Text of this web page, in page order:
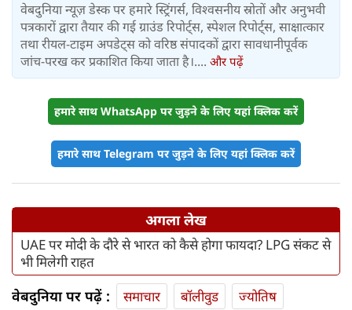
वेबदुनिया न्यूज़ डेस्क पर हमारे स्ट्रिंगर्स, विश्वसनीय स्रोतों और अनुभवी
पत्रकारों द्वारा तैयार की गई ग्राउंड रिपोर्ट्स, स्पेशल रिपोर्ट्स, साक्षात्कार
तथा रीयल-टाइम अपडेट्स को वरिष्ठ संपादकों द्वारा सावधानीपूर्वक
जांच-परख कर प्रकाशित किया जाता है।.... और पढ़ें
हमारे साथ WhatsApp पर जुड़ने के लिए यहां क्लिक करें
हमारे साथ Telegram पर जुड़ने के लिए यहां क्लिक करें
अगला लेख
UAE पर मोदी के दौरे से भारत को कैसे होगा फायदा? LPG संकट से
भी मिलेगी राहत
वेबदुनिया पर पढ़ें : समाचार बॉलीवुड
ज्योतिष